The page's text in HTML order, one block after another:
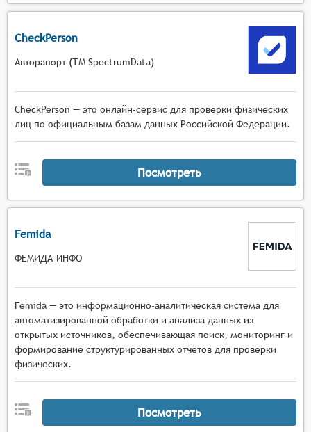
CheckPerson
Авторапорт (ТМ SpectrumData)
CheckPerson — это онлайн-сервис для проверки физических
лиц по официальным базам данных Российской Федерации.
Посмотреть
Femida
ФЕМИДА-ИНФО
Femida — это информационно-аналитическая система для
автоматизированной обработки и анализа данных из
открытых источников, обеспечивающая поиск, мониторинг и
формирование структурированных отчётов для проверки
физических.
Посмотреть